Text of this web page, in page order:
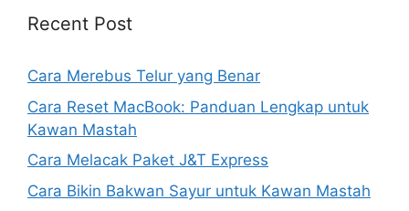
Recent Post
Cara Merebus Telur yang Benar
Cara Reset MacBook: Panduan Lengkap untuk
Kawan Mastah
Cara Melacak Paket J&T Express
Cara Bikin Bakwan Sayur untuk Kawan Mastah